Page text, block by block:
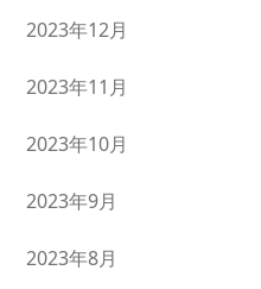
2023年12月
2023年11月
2023年10月
2023年9月
2023年8月